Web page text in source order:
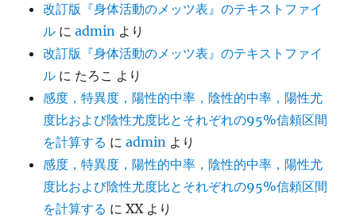
改訂版『身体活動のメッツ表』のテキストファイ
ル にadmin より
改訂版『身体活動のメッツ表』のテキストファイ
ル に たろこ より
感度，特異度，陽性的中率，陰性的中率，陽性尤
度比および陰性尤度比とそれぞれの95%信頼区間
を計算する にadmin より
感度，特異度，陽性的中率，陰性的中率，陽性尤
度比および陰性尤度比とそれぞれの95%信頼区間
を計算する にXXより